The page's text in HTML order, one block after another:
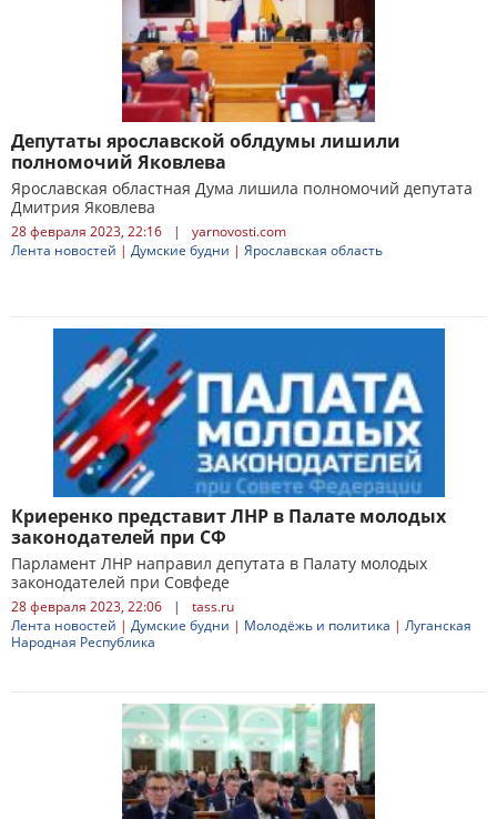
Депутаты ярославской облдумы лишили
полномочий Яковлева
Ярославская областная Дума лишила полномочий депутата
Дмитрия Яковлева
28 февраля 2023, 22:16 |
yarnovosti.com
Лента новостей | Думские будни | Ярославская область
Криеренко представит ЛНР в Палате молодых
законодателей при СФ
Парламент ЛНР направил депутата в Палату молодых
законодателей при Совфеде
28 февраля 2023, 22:06 |
tass.ru
Лента новостей | Думские будни | Молодёжь и политика | Луганская
Народная Республика